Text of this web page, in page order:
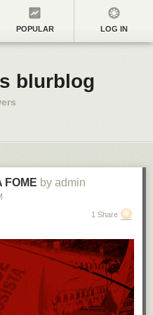
POPULAR LOG IN
blurblog
FOME by admin
1 Share